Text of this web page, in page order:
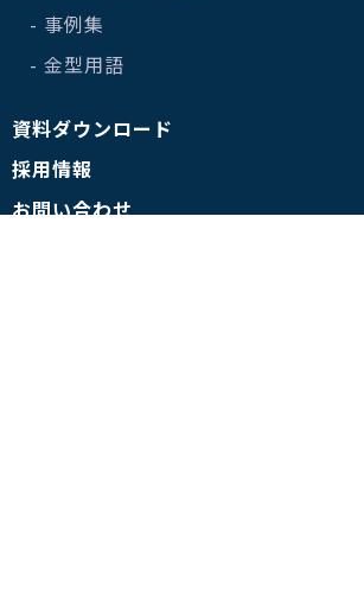
- 事例集
- 金型用語
資料ダウンロード
採用情報
お問い合わせ